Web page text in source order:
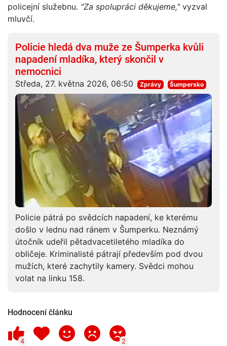
policejní služebnu. "Za spolupráci děkujeme,"vyzval
mluvčí.
Policie hledá dva muže ze Šumperka kvůli
napadení mladíka, který skončil v
nemocnici
Středa, 27. května 2026, 06:50 Zprávy Šumpersko
Policie pátrá po svědcích napadení, ke kterému
došlo v lednu nad ránem v Šumperku. Neznámý
útočník udeřil pětadvacetiletého mladíka do
obličeje. Kriminalisté pátrají především pod dvou
mužích, které zachytily kamery. Svědci mohou
volat na linku 158.
Hodnocení článku
4 2